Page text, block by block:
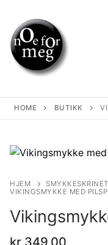
content
HOME BUTIKK
HJEM
VIKINGSMYKKE MED
kr 349,00